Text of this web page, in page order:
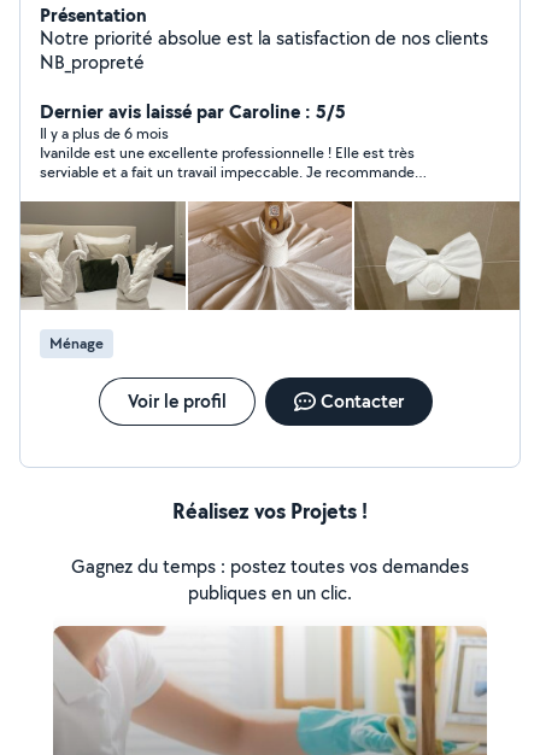
Présentation
Notre priorité absolue est la satisfaction de nos clients
NB_propreté
Dernier avis laissé par Caroline : 5/5
Il y a plus de 6 mois
Ivanilde est une excellente professionnelle ! Elle est très
serviable et a fait un travail impeccable. Je recommande
Ménage
Voir le profil Contacter
Réalisez vos Projets !
Gagnez du temps : postez toutes vos demandes
publiques en un clic.